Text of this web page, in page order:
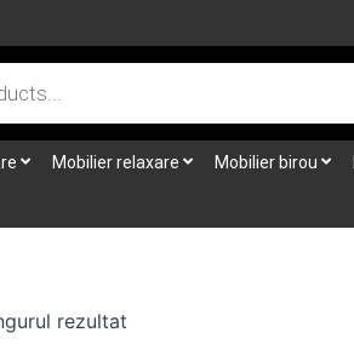
Mobilier relaxare Mobilier birou
rezultat